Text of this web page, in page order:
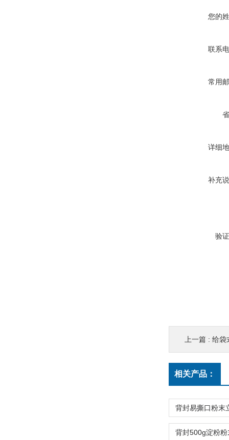
您的
联系
常用
详细
补充
验
上一篇 : 给袋
相关产品：